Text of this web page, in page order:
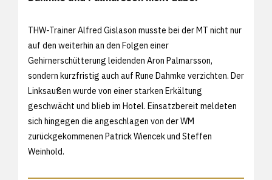
THW-Trainer Alfred Gislason musste bei der MT nicht nur
auf den weiterhin an den Folgen einer
Gehirnerschütterung leidenden Aron Palmarsson,
sondern kurzfristig auch auf Rune Dahmke verzichten. Der
Linksaußen wurde von einer starken Erkältung
geschwächt und blieb im Hotel. Einsatzbereit meldeten
sich hingegen die angeschlagen von der WM
zurückgekommenen Patrick Wiencek und Steffen
Weinhold.